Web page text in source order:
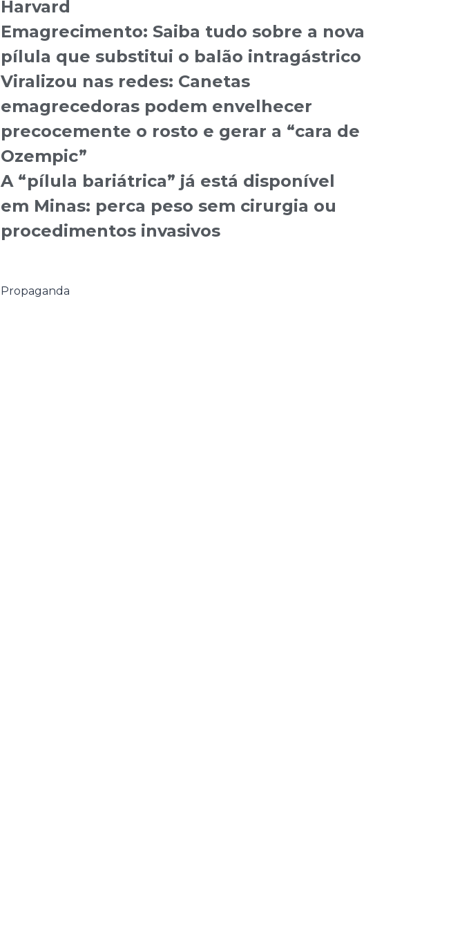
Harvard
Emagrecimento: Saiba tudo sobre a nova
pílula que substitui o balão intragástrico
Viralizou nas redes: Canetas
emagrecedoras podem envelhecer
precocemente o rosto e gerar a “cara de
Ozempic”
A “pílula bariátrica” já está disponível
em Minas: perca peso sem cirurgia ou
procedimentos invasivos
Propaganda